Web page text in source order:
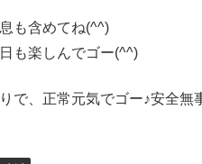
も含めてね(^^)
も楽しんでゴー(^^)
で、正常元気でゴー♪安全無